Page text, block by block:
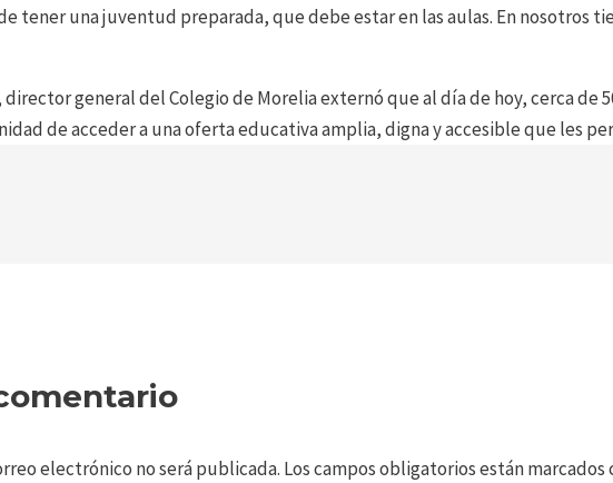
tener una juventud preparada, que debe estar en las aulas. En nosotros
general del Colegio de Morelia externó que al día de hoy, cerca de
de acceder a una oferta educativa amplia, digna y accesible que les
electrónico no será publicada. Los campos obligatorios están marcados